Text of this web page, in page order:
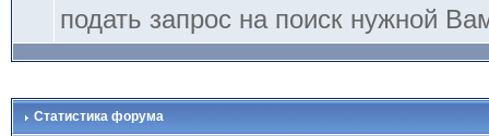
подать запрос на поиск нужной
Статистика форума